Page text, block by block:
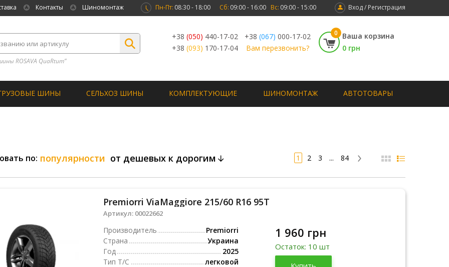
Контакты Шиномонтаж Вход / Регистрация
Пн-Пт: 08:30 - 18:00 Сб: 09:00 - 16:00 Вс: 09:00 - 15:00
ROSAVA QuaRtum”
+38 (050) 440-17-02 +38 (067) 000-17-02
+38 (093) 170-17-04 Вам перезвонить?
0
Ваша корзина
0 грн
ШИНЫ СЕЛЬХОЗ ШИНЫ КОМПЛЕКТУЮЩИЕ ШИНОМОНТАЖ АВТОТОВАРЫ
по: популярности от дешевых к дорогим 1 2 3 ... 84
Premiorri ViaMaggiore 215/60 R16 95T
Артикул: 00022662
Производитель
Premiorri
Страна
Украина
Год
2025
Тип Т/С
легковой
Украина
1 960 грн
Остаток: 10 шт